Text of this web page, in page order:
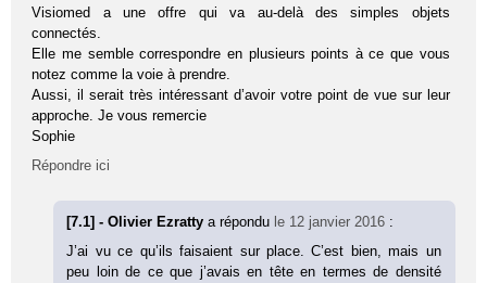
Visiomed a une offre qui va au-delà des simples objets
connectés.
Elle me semble correspondre en plusieurs points à ce que vous
notez comme la voie à prendre.
Aussi, il serait très intéressant d’avoir votre point de vue sur leur
approche. Je vous remercie
Sophie
Répondre ici
[7.1] - Olivier Ezrattya répondu le 12 janvier 2016 :
J’ai vu ce qu’ils faisaient sur place. C’est bien, mais un
peu loin de ce que j’avais en tête en termes de densité